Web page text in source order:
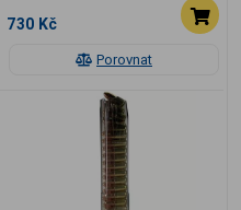
Porovnat
730 Kč